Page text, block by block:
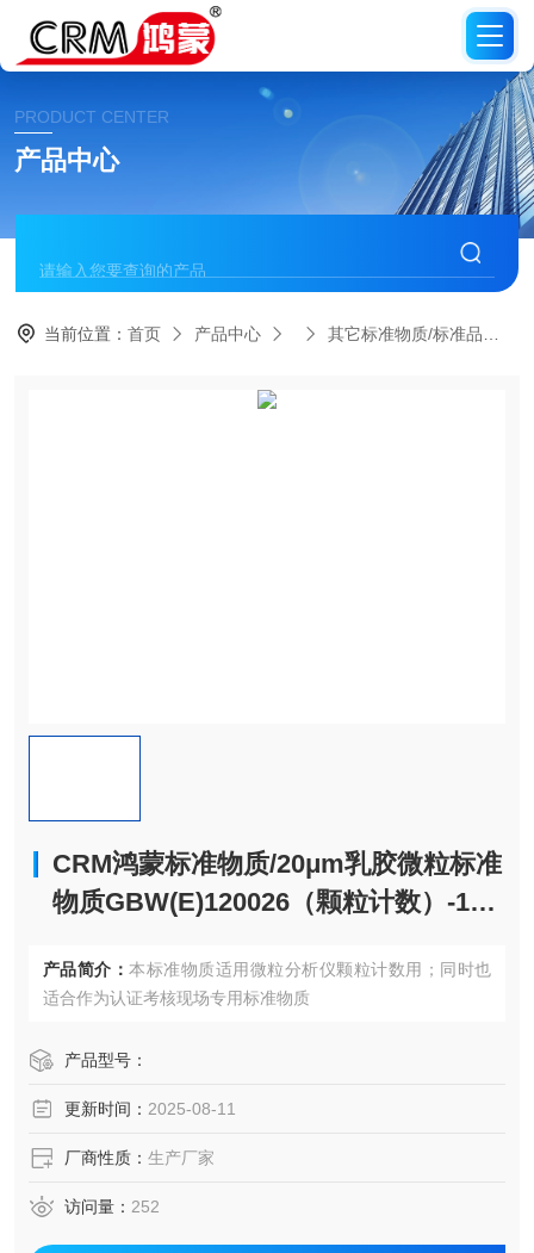
PRODUCT CENTER
产品中心
当前位置：首页 产品中心 其它标准物质/标准品
CRM鸿蒙标准物质/20μm乳胶微粒标准
物质GBW(E)120026（颗粒计数）-100
产品简介： 本标准物质适用微粒分析仪颗粒计数用；同时也
适合作为认证考核现场专用标准物质
产品型号：
更新时间： 2025-08-11
厂商性质： 生产厂家
访问量： 252